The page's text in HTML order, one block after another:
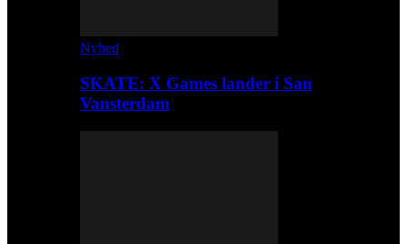
Nyhed
SKATE: X Games lander i San
Vansterdam